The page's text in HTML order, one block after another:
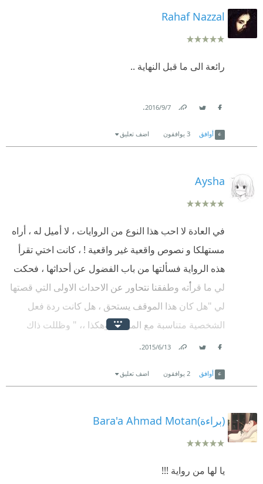
Rahaf Nazzal
رائعة الى ما قبل النهاية ..
7‏/9‏/2016
.
أوافق 3 يوافقون اضف تعليق
Aysha
في العادة لا احب هذا النوع من الروايات ، لا أميل له ، أراه
مستهلكا و نصوص واقعية غير واقعية ! ، كانت اختي تقرأ
هذه الرواية فسألتها من باب الفضول عن أحداثها ، فحكت
لي ما قرأته وطفقنا نتحاور عن الاحداث الاولى التي قصتها
لي "هل كان هذا الموقف يستحق ، هل كانت ردة فعل
الشخصية متناسبة مع الموقف وهكذا ،، " وظللت ذاك
اليوم اسأل أختي عن الاحداث الجديدة وهي تقصها علي ،
برأسي نحو شاشة جهاز اختي وشرعت أقرأ عن بعد ،
رواية عربية عاطفية ؟ شعرت بسعادة ، بعد ذلك قررت
الجلوس برفقة اختي ونقرأ سوية ، ولكن الامر تطور فيما
غلبها النعاس ليلة البارحة وأغلقت لها جهازها ركضت نحو
13‏/6‏/2015
.
أوافق 2 يوافقون اضف تعليق
(براءة)Bara'a Ahmad Motan
يا لها من رواية !!!